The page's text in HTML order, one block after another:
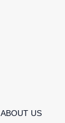
ABOUT US